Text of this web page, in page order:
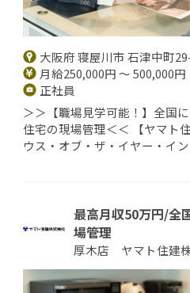
大阪府 寝屋川市 石津中町
月給250,000円 ～ 500,000円
正社員
＞＞【職場見学可能！】全国
住宅の現場管理＜＜ 【ヤマト
ウス・オブ・ザ・イヤー・イ
最高月収50万円/全
場管理
厚木店 ヤマト住建